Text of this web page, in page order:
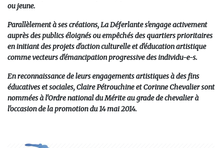
ou jeune.
Parallèlement à ses créations, La Déferlante s'engage activement
auprès des publics éloignés ou empêchés des quartiers prioritaires
en initiant des projets d'action culturelle et d'éducation artistique
comme vecteurs d'émancipation progressive des individu-e-s.
En reconnaissance de leurs engagements artistiques à des fins
éducatives et sociales, Claire Pétrouchine et Corinne Chevalier sont
nommées à l'Ordre national du Mérite au grade de chevalier à
l'occasion de la promotion du 14 mai 2014.